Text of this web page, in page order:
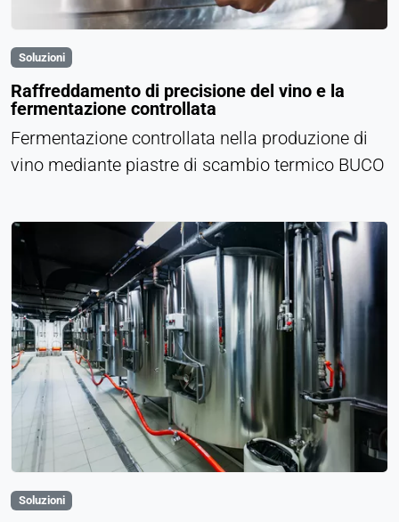
Soluzioni
Raffreddamento di precisione del vino e la
fermentazione controllata
Fermentazione controllata nella produzione di
vino mediante piastre di scambio termico BUCO
Soluzioni